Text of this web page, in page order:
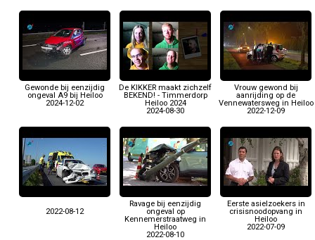
Gewonde bij eenzijdig
ongeval A9 bij Heiloo
2024-12-02
De KIKKER maakt zichzelf
BEKEND! - Timmerdorp
Heiloo 2024
2024-08-30
Vrouw gewond bij
aanrijding op de
Vennewatersweg in Heiloo
2022-12-09
2022-08-12
Ravage bij eenzijdig
ongeval op
Kennemerstraatweg in
Heiloo
2022-08-10
Eerste asielzoekers in
crisisnoodopvang in
Heiloo
2022-07-09